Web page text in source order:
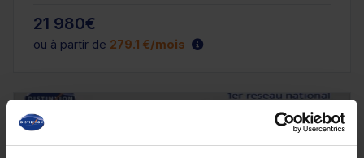
21 980€
ou à partir de 279.1 €/mois